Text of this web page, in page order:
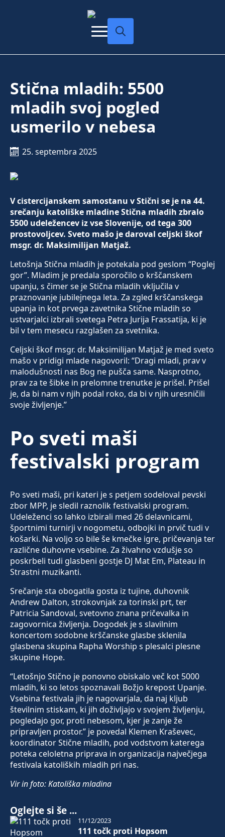
Stična mladih: 5500
mladih svoj pogled
usmerilo v nebesa
25. septembra 2025
V cistercijanskem samostanu v Stični se je na 44.
srečanju katoliške mladine Stična mladih zbralo
5500 udeležencev iz vse Slovenije, od tega 300
prostovoljcev. Sveto mašo je daroval celjski škof
msgr. dr. Maksimilijan Matjaž.
Letošnja Stična mladih je potekala pod geslom “Poglej
gor”. Mladim je predala sporočilo o krščanskem
upanju, s čimer se je Stična mladih vključila v
praznovanje jubilejnega leta. Za zgled krščanskega
upanja in kot prvega zavetnika Stične mladih so
ustvarjalci izbrali svetega Petra Jurija Frassatija, ki je
bil v tem mesecu razglašen za svetnika.
Celjski škof msgr. dr. Maksimilijan Matjaž je med sveto
mašo v pridigi mlade nagovoril: “Dragi mladi, prav v
malodušnosti nas Bog ne pušča same. Nasprotno,
prav za te šibke in prelomne trenutke je prišel. Prišel
je, da bi nam v njih podal roko, da bi v njih uresničili
svoje življenje.”
Po sveti maši
festivalski program
Po sveti maši, pri kateri je s petjem sodeloval pevski
zbor MPP, je sledil raznolik festivalski program.
Udeleženci so lahko izbirali med 26 delavnicami,
športnimi turnirji v nogometu, odbojki in prvič tudi v
košarki. Na voljo so bile še kmečke igre, pričevanja ter
različne duhovne vsebine. Za živahno vzdušje so
poskrbeli tudi glasbeni gostje DJ Mat Em, Plateau in
Strastni muzikanti.
Srečanje sta obogatila gosta iz tujine, duhovnik
Andrew Dalton, strokovnjak za torinski prt, ter
Patricia Sandoval, svetovno znana pričevalka in
zagovornica življenja. Dogodek je s slavilnim
koncertom sodobne krščanske glasbe sklenila
glasbena skupina Rapha Worship s plesalci plesne
skupine Hope.
“Letošnjo Stično je ponovno obiskalo več kot 5000
mladih, ki so letos spoznavali Božjo krepost Upanje.
Vsebina festivala jih je nagovarjala, da naj kljub
številnim stiskam, ki jih doživljajo v svojem življenju,
pogledajo gor, proti nebesom, kjer je zanje že
pripravljen prostor.” je povedal Klemen Kraševec,
koordinator Stične mladih, pod vodstvom katerega
poteka celoletna priprava in organizacija največjega
festivala katoliških mladih pri nas.
Vir in foto: Katoliška mladina
Oglejte si še ...
111 točk proti Hopsom
11/12/2023